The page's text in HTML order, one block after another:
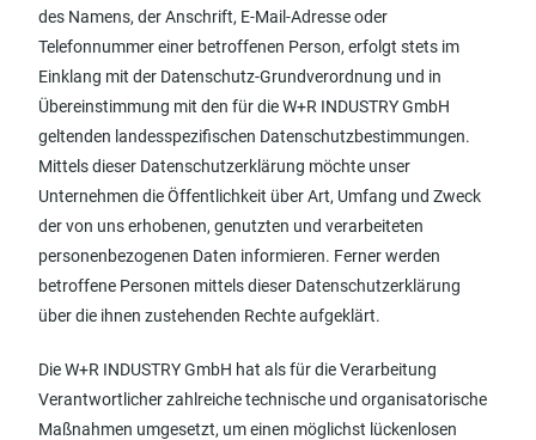
des Namens, der Anschrift, E-Mail-Adresse oder
Telefonnummer einer betroffenen Person, erfolgt stets im
Einklang mit der Datenschutz-Grundverordnung und in
Übereinstimmung mit den für die W+R INDUSTRY GmbH
geltenden landesspezifischen Datenschutzbestimmungen.
Mittels dieser Datenschutzerklärung möchte unser
Unternehmen die Öffentlichkeit über Art, Umfang und Zweck
der von uns erhobenen, genutzten und verarbeiteten
personenbezogenen Daten informieren. Ferner werden
betroffene Personen mittels dieser Datenschutzerklärung
über die ihnen zustehenden Rechte aufgeklärt.
Die W+R INDUSTRY GmbH hat als für die Verarbeitung
Verantwortlicher zahlreiche technische und organisatorische
Maßnahmen umgesetzt, um einen möglichst lückenlosen